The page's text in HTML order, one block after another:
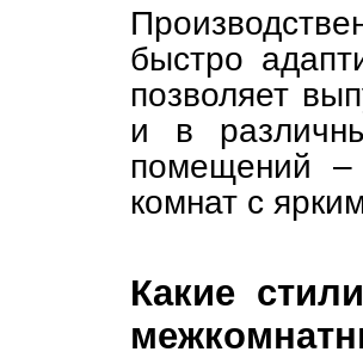
быстро
позволяет
и в
помещений –
комнат с
Какие